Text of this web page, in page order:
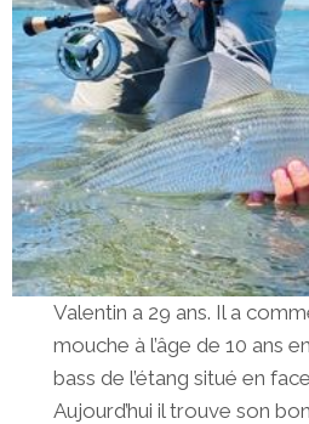
Valentin a 29 ans. Il a
mouche à l’âge de 10 ans
bass de l’étang situé en
Aujourd’hui il trouve son